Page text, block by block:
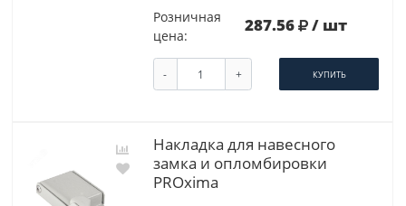
Розничная
цена:
287.56 / шт
- + КУПИТЬ
Накладка для навесного
замка и опломбировки
PROxima